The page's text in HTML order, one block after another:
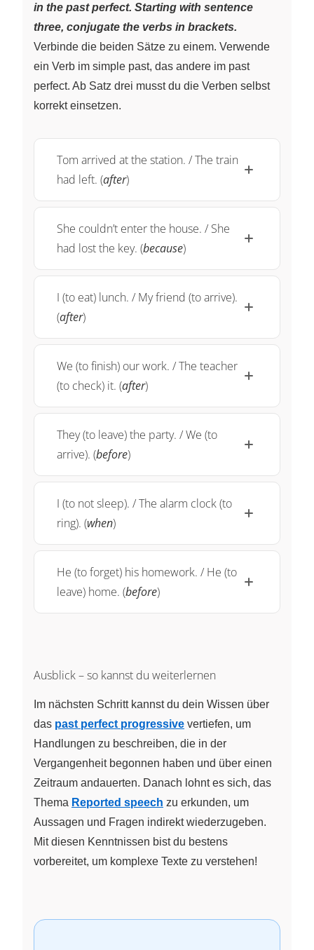
in the past perfect. Starting with sentence
three, conjugate the verbs in brackets.
Verbinde die beiden Sätze zu einem. Verwende
ein Verb im simple past, das andere im past
perfect. Ab Satz drei musst du die Verben selbst
korrekt einsetzen.
Tom arrived at the station. / The train
had left. (after)
She couldn’t enter the house. / She
had lost the key. (because)
I (to eat) lunch. / My friend (to arrive).
(after)
We (to finish) our work. / The teacher
(to check) it. (after)
They (to leave) the party. / We (to
arrive). (before)
I (to not sleep). / The alarm clock (to
ring). (when)
He (to forget) his homework. / He (to
leave) home. (before)
Ausblick – so kannst du weiterlernen
Im nächsten Schritt kannst du dein Wissen über
das past perfect progressive vertiefen, um
Handlungen zu beschreiben, die in der
Vergangenheit begonnen haben und über einen
Zeitraum andauerten. Danach lohnt es sich, das
Thema Reported speech zu erkunden, um
Aussagen und Fragen indirekt wiederzugeben.
Mit diesen Kenntnissen bist du bestens
vorbereitet, um komplexe Texte zu verstehen!